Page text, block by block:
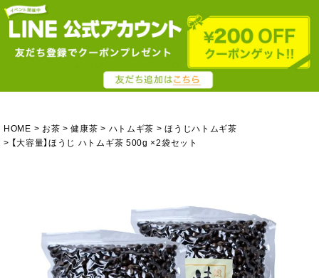
HOME お茶 健康茶 ハトムギ茶
ほうじハトムギ茶
【大容量】ほうじ ハトムギ茶 500g ×2袋セット